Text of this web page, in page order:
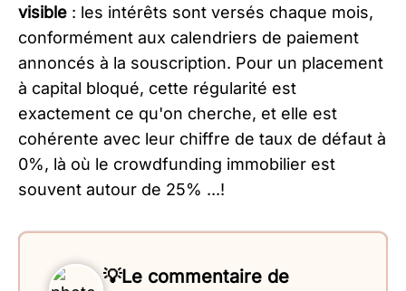
visible : les intérêts sont versés chaque mois,
conformément aux calendriers de paiement
annoncés à la souscription. Pour un placement
à capital bloqué, cette régularité est
exactement ce qu'on cherche, et elle est
cohérente avec leur chiffre de taux de défaut à
0%, là où le crowdfunding immobilier est
souvent autour de 25% ...!
💡Le commentaire de